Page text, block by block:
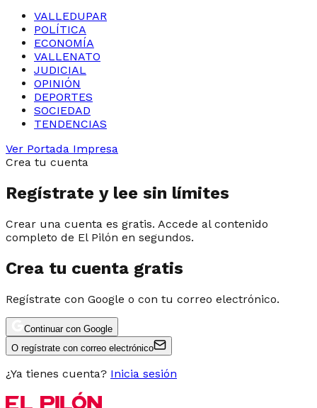
VALLEDUPAR
POLÍTICA
ECONOMÍA
VALLENATO
JUDICIAL
OPINIÓN
DEPORTES
SOCIEDAD
TENDENCIAS
Ver Portada Impresa
Crea tu cuenta
Regístrate y lee sin límites
Crear una cuenta es gratis. Accede al contenido
completo de El Pilón en segundos.
Crea tu cuenta gratis
Regístrate con Google o con tu correo electrónico.
Continuar con Google
O regístrate con correo electrónico
¿Ya tienes cuenta? Inicia sesión